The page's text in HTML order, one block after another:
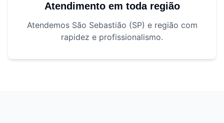
Atendimento em toda região
Atendemos São Sebastião (SP) e região com
rapidez e profissionalismo.